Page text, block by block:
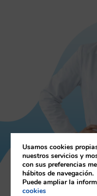
Usamos cookies
nuestros servicios y
con sus preferencias
hábitos de navegación.
Puede ampliar la
cookies